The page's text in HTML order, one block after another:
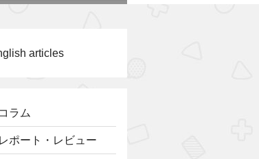
articles
コラム
レポート・レビュー